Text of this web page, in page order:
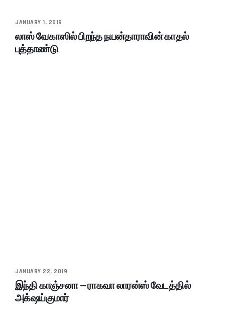
JANUARY 1, 2019
லாஸ் வேகாஸில் பிறந்த நயன்தாராவின் காதல்
புத்தாண்டு
JANUARY 22, 2019
இந்தி காஞ்சனா – ராகவா லாரன்ஸ் வேடத்தில்
அக்‌ஷய்குமார்